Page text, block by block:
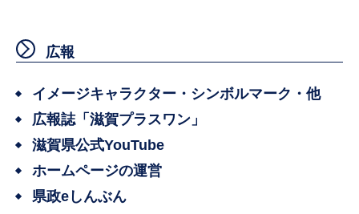
広報
イメージキャラクター・シンボルマーク・他
広報誌「滋賀プラスワン」
滋賀県公式YouTube
ホームページの運営
県政eしんぶん